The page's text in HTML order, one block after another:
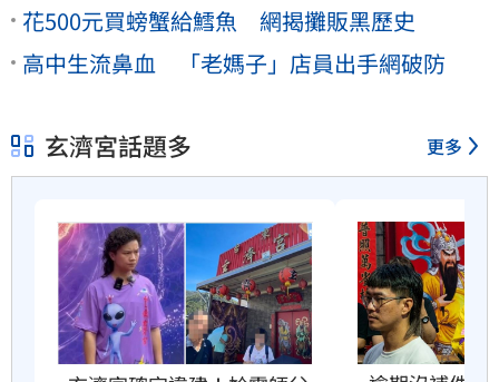
花500元買螃蟹給鱈魚 網揭攤販黑歷史
高中生流鼻血 「老媽子」店員出手網破防
玄濟宮話題多 更多